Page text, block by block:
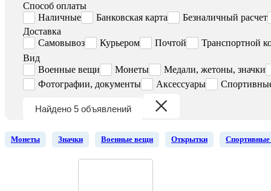
Способ оплаты
Наличные
Банковская карта
Безналичный расчет
Доставка
Самовывоз
Курьером Почтой
Транспортной
Вид
Военные вещи
Монеты
Медали, жетоны, значки
Фотографии, документы
Аксессуары
Найдено 5 объявлений
Монеты Значки Военные вещи Открытки